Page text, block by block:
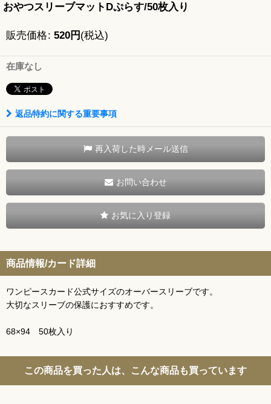
おやつスリーブマットDぷらす/50枚入り
販売価格: 520円 (税込)
在庫なし
返品特約に関する重要事項
再入荷した時メール送信
お問い合わせ
お気に入り登録
商品情報/カード詳細
ワンピースカード公式サイズのオーバースリーブです。
大切なスリーブの保護におすすめです。
68×94 50枚入り
この商品を買った人は、こんな商品も買っています